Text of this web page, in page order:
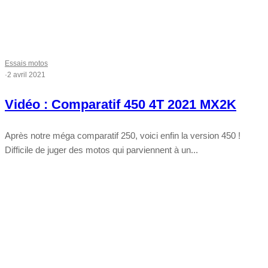
Essais motos
·2 avril 2021
Vidéo : Comparatif 450 4T 2021 MX2K
Après notre méga comparatif 250, voici enfin la version 450 !
Difficile de juger des motos qui parviennent à un...